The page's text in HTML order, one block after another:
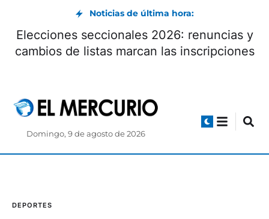
Noticias de última hora:
Elecciones seccionales 2026: renuncias y
cambios de listas marcan las inscripciones
Domingo, 9 de agosto de 2026
DEPORTES